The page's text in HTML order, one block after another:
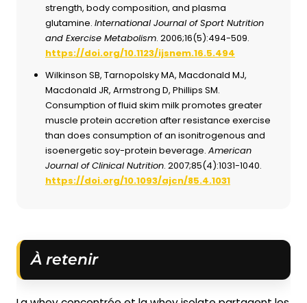
strength, body composition, and plasma
glutamine. International Journal of Sport Nutrition
and Exercise Metabolism. 2006;16(5):494-509.
https://doi.org/10.1123/ijsnem.16.5.494
Wilkinson SB, Tarnopolsky MA, Macdonald MJ,
Macdonald JR, Armstrong D, Phillips SM.
Consumption of fluid skim milk promotes greater
muscle protein accretion after resistance exercise
than does consumption of an isonitrogenous and
isoenergetic soy-protein beverage. American
Journal of Clinical Nutrition. 2007;85(4):1031-1040.
https://doi.org/10.1093/ajcn/85.4.1031
À retenir